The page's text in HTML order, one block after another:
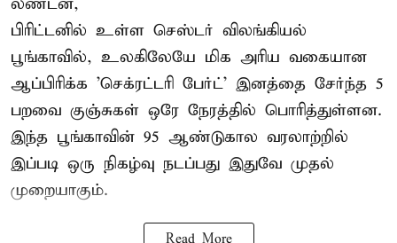
பிரிட்டனில் உள்ள செஸ்டர் விலங்கியல்
பூங்காவில், உலகிலேயே மிக அரிய வகையான
ஆப்பிரிக்க 'செக்ரட்டரி பேர்ட்' இனத்தை சேர்ந்த 5
பறவை குஞ்சுகள் ஒரே நேரத்தில் பொரித்துள்ளன.
இந்த பூங்காவின் 95 ஆண்டுகால வரலாற்றில்
இப்படி ஒரு நிகழ்வு நடப்பது இதுவே முதல்
முறையாகும்.
Read More